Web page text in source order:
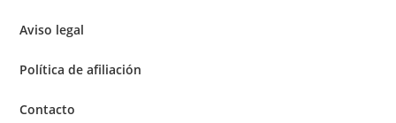
Aviso legal
Política de afiliación
Contacto